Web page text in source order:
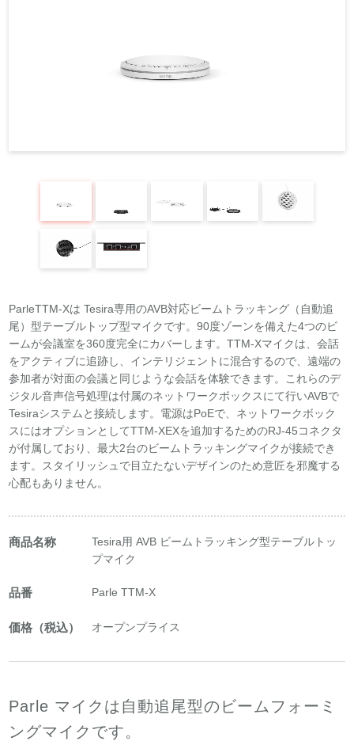
ParleTTM-Xは Tesira専用のAVB対応ビームトラッキング（自動追
尾）型テーブルトップ型マイクです。90度ゾーンを備えた4つのビ
ームが会議室を360度完全にカバーします。TTM-Xマイクは、会話
をアクティブに追跡し、インテリジェントに混合するので、遠端の
参加者が対面の会議と同じような会話を体験できます。これらのデ
ジタル音声信号処理は付属のネットワークボックスにて行いAVBで
Tesiraシステムと接続します。電源はPoEで、ネットワークボック
スにはオプションとしてTTM-XEXを追加するためのRJ-45コネクタ
が付属しており、最大2台のビームトラッキングマイクが接続でき
ます。スタイリッシュで目立たないデザインのため意匠を邪魔する
心配もありません。
商品名称
Tesira用 AVB ビームトラッキング型テーブルトッ
プマイク
品番 Parle TTM-X
価格（税込） オープンプライス
Parle マイクは自動追尾型のビームフォーミ
ングマイクです。